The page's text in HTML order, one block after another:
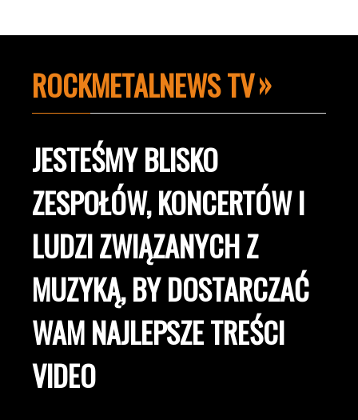
ROCKMETALNEWS TV
JESTEŚMY BLISKO
ZESPOŁÓW, KONCERTÓW I
LUDZI ZWIĄZANYCH Z
MUZYKĄ, BY DOSTARCZAĆ
WAM NAJLEPSZE TREŚCI
VIDEO